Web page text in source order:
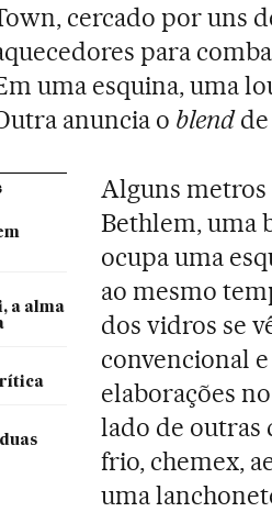
cercado por uns
para
uma esquina, uma
anuncia o blend
a alma
Alguns metros
Bethlem, uma
ocupa uma
ao mesmo
dos vidros se
convencional
elaborações
lado de outras
frio, chemex,
uma